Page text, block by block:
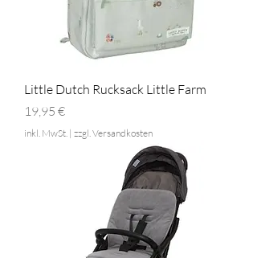
Little Dutch Rucksack Little Farm
Preis
19,95 €
inkl. MwSt. | zzgl. Versandkosten